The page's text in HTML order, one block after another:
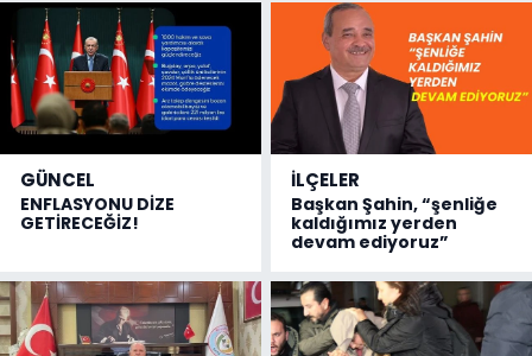
GÜNCEL
ENFLASYONU DİZE
GETİRECEĞİZ!
İLÇELER
Başkan Şahin, “şenliğe
kaldığımız yerden
devam ediyoruz”